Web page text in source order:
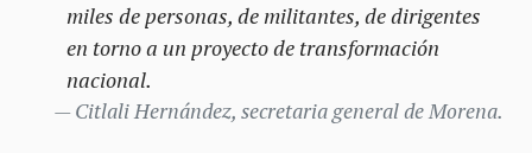
miles de personas, de militantes, de dirigentes
en torno a un proyecto de transformación
nacional.
Citlali Hernández, secretaria general de Morena.